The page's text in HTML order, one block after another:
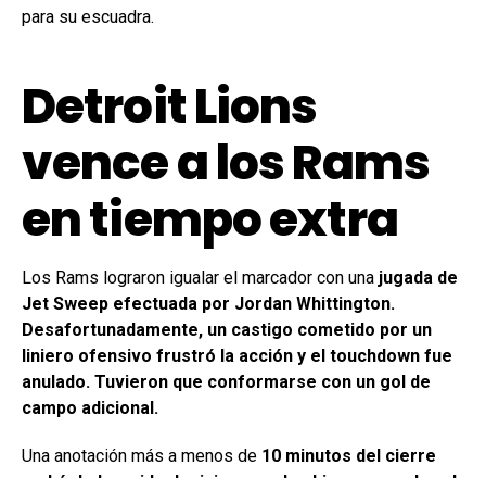
para su escuadra.
Detroit Lions
vence a los Rams
en tiempo extra
Los Rams lograron igualar el marcador con una jugada de
Jet Sweep efectuada por Jordan Whittington.
Desafortunadamente, un castigo cometido por un
liniero ofensivo frustró la acción y el touchdown fue
anulado. Tuvieron que conformarse con un gol de
campo adicional.
Una anotación más a menos de 10 minutos del cierre